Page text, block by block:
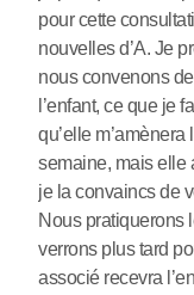
pour cette
nouvelles d’A. Je
nous convenons
l’enfant, ce que je
qu’elle
semaine, mais elle
je la convaincs de
Nous pratiquerons
verrons plus tard
associé recevra